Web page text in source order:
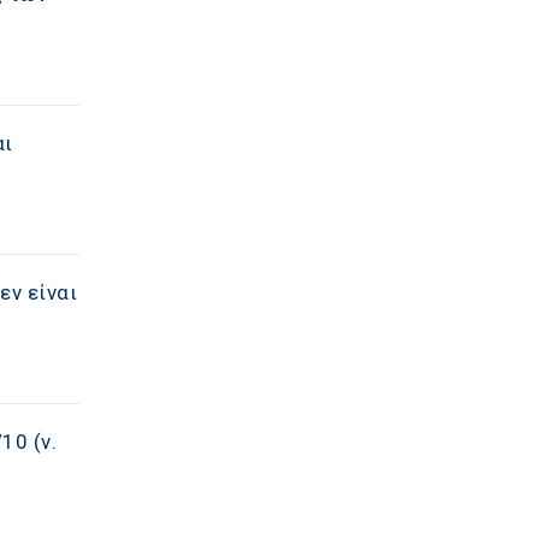
είναι
(ν.